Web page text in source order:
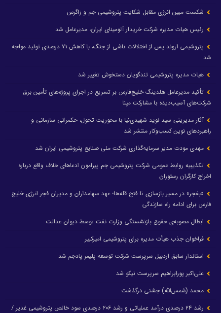
شکست مبین انرژی مقابل شکایت پتروشیمی جم و زاگرس
رئیس هیات مدیره شرکت خریدار آلومینای ایران، مدیرعامل شد
پتروشیمی اروند پس از اختلالات ناشی از جنگ، با کاهش ۷۱ درصدی تولید مواجه
شد
هیات مدیره پتروشیمی تندگویان دستخوش تغییر شد
تأکید مدیرعامل هلدینگ خلیج‌فارس بر تسریع در اجرای پروژه‌های تأمین برق
شرکت‌های آسیب‌دیده با مشارکت مپنا
آثار مدیریتی سید نوید شهیدی‌نیا با محوریت تحول، حکمرانی سازمانی و
راهبردهای نوین کسب‌وکار منتشر شد
مهدی مودت مدیر سرمایه‌گذاری شرکت ملی صنایع پتروشیمی ایران شد
تکذیبیه روابط عمومی شرکت پتروشیمی جم پیرامون ادعاهای خلاف واقع درباره
اخراج کارگران رستوران
«بفجر» در مسیر بازسازی تا فتح قله‌ها؛ عهد سهامداران و مدیران فجر انرژی خلیج
فارس برای ادامه راه سازندگی
ابطال مصوبه‌ی حقوق بازنشستگی وزارت نفت توسط دیوان عدالت
فراخوان جذب هیأت مدیره برای پتروشیمی امیرکبیر
استاندار سابق اردبیل سرپرست شرکت توسعه پلیمر پادجم شد
علی‌اکبر پورابراهیم سرپرست نیکو شد
محمد (شمس‌الله) جشنی درگذشت
رشد ۲۴ درصدی درآمد عملیاتی و رشد ۲۰۶ درصدی سود خالص پتروشیمی غدیر /